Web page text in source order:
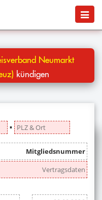
Menü
Neumarkt
kündigen
▪